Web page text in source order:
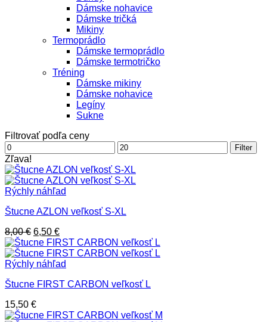
Dámske nohavice
Dámske tričká
Mikiny
Termoprádlo
Dámske termoprádlo
Dámske termotričko
Tréning
Dámske mikiny
Dámske nohavice
Legíny
Sukne
Filtrovať podľa ceny
Minimálna
cena
Maximálna
cena
Filter
Zľava!
Rýchly náhľad
Štucne AZLON veľkosť S-XL
8,00€ Pôvodná
cena
bola:
8,00 €.
6,50 €Aktuálna
cena
je:
6,50 €.
Rýchly náhľad
Štucne FIRST CARBON veľkosť L
15,50 €